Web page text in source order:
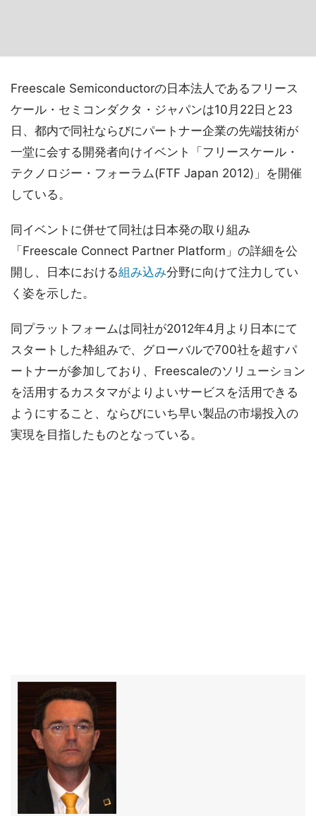
Freescale Semiconductorの日本法人であるフリース
ケール・セミコンダクタ・ジャパンは10月22日と23
日、都内で同社ならびにパートナー企業の先端技術が
一堂に会する開発者向けイベント「フリースケール・
テクノロジー・フォーラム(FTF Japan 2012)」を開催
している。
同イベントに併せて同社は日本発の取り組み
「Freescale Connect Partner Platform」の詳細を公
開し、日本における組み込み分野に向けて注力してい
く姿を示した。
同プラットフォームは同社が2012年4月より日本にて
スタートした枠組みで、グローバルで700社を超すパ
ートナーが参加しており、Freescaleのソリューション
を活用するカスタマがよりよいサービスを活用できる
ようにすること、ならびにいち早い製品の市場投入の
実現を目指したものとなっている。